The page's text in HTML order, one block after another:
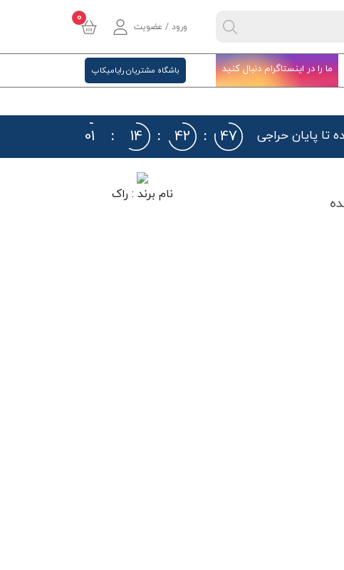
ورود / عضویت
0
ما را در اینستاگرام دنبال کنید باشگاه مشتریان رایامیکاپ
تا پایان حراجی 01 : 14 : 42 : 46
نام برند : راک